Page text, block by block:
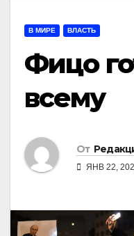
В МИРЕ ВЛАСТЬ
Фицо
всему
От
ЯНВ 22,